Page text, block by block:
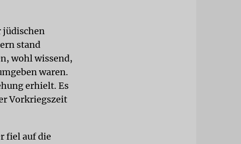
jüdischen
stand
wohl wissend,
waren.
erhielt. Es
Vorkriegszeit
fiel auf die